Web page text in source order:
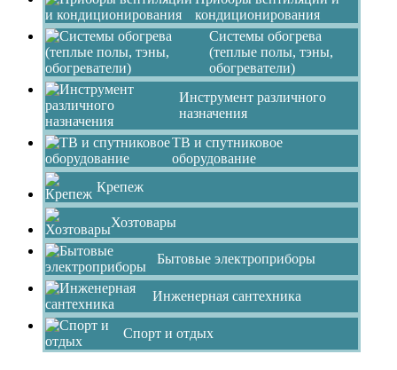
кондиционирования
Системы обогрева
(теплые полы, тэны,
обогреватели)
Инструмент различного
назначения
ТВ и спутниковое
оборудование
Крепеж
Хозтовары
Бытовые электроприборы
Инженерная сантехника
Спорт и отдых